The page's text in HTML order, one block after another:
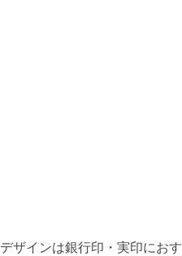
ザインは銀行印・実印におす